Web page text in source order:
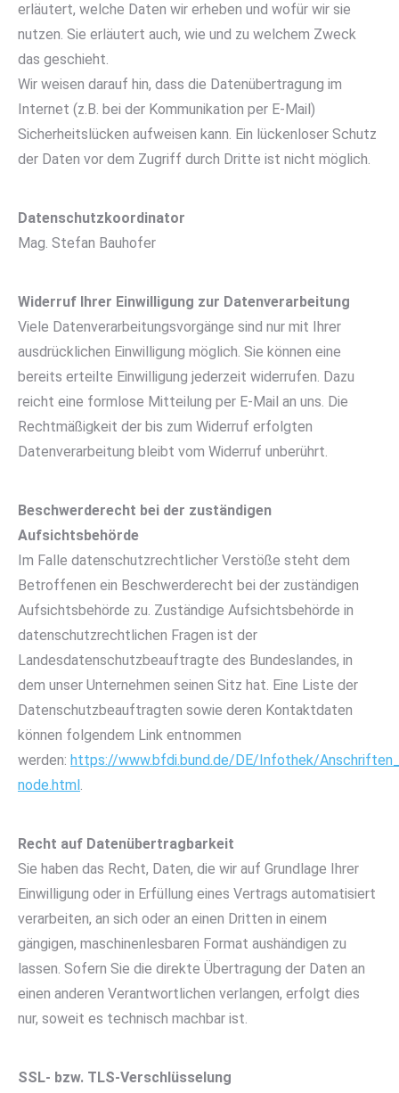
erläutert, welche Daten wir erheben und wofür wir sie
nutzen. Sie erläutert auch, wie und zu welchem Zweck
das geschieht.
Wir weisen darauf hin, dass die Datenübertragung im
Internet (z.B. bei der Kommunikation per E-Mail)
Sicherheitslücken aufweisen kann. Ein lückenloser Schutz
der Daten vor dem Zugriff durch Dritte ist nicht möglich.
Datenschutzkoordinator
Mag. Stefan Bauhofer
Widerruf Ihrer Einwilligung zur Datenverarbeitung
Viele Datenverarbeitungsvorgänge sind nur mit Ihrer
ausdrücklichen Einwilligung möglich. Sie können eine
bereits erteilte Einwilligung jederzeit widerrufen. Dazu
reicht eine formlose Mitteilung per E-Mail an uns. Die
Rechtmäßigkeit der bis zum Widerruf erfolgten
Datenverarbeitung bleibt vom Widerruf unberührt.
Beschwerderecht bei der zuständigen
Aufsichtsbehörde
Im Falle datenschutzrechtlicher Verstöße steht dem
Betroffenen ein Beschwerderecht bei der zuständigen
Aufsichtsbehörde zu. Zuständige Aufsichtsbehörde in
datenschutzrechtlichen Fragen ist der
Landesdatenschutzbeauftragte des Bundeslandes, in
dem unser Unternehmen seinen Sitz hat. Eine Liste der
Datenschutzbeauftragten sowie deren Kontaktdaten
können folgendem Link entnommen
werden: https://www.bfdi.bund.de/DE/Infothek/
node.html.
Recht auf Datenübertragbarkeit
Sie haben das Recht, Daten, die wir auf Grundlage Ihrer
Einwilligung oder in Erfüllung eines Vertrags automatisiert
verarbeiten, an sich oder an einen Dritten in einem
gängigen, maschinenlesbaren Format aushändigen zu
lassen. Sofern Sie die direkte Übertragung der Daten an
einen anderen Verantwortlichen verlangen, erfolgt dies
nur, soweit es technisch machbar ist.
SSL- bzw. TLS-Verschlüsselung